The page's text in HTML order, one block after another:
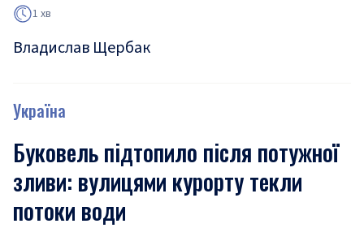
1 хв
Владислав Щербак
Україна
Буковель підтопило після потужної
зливи: вулицями курорту текли
потоки води